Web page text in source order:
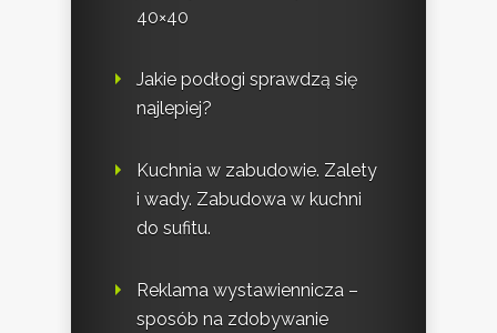
40×40
Jakie podłogi sprawdzą się
najlepiej?
Kuchnia w zabudowie. Zalety
i wady. Zabudowa w kuchni
do sufitu.
Reklama wystawiennicza –
sposób na zdobywanie